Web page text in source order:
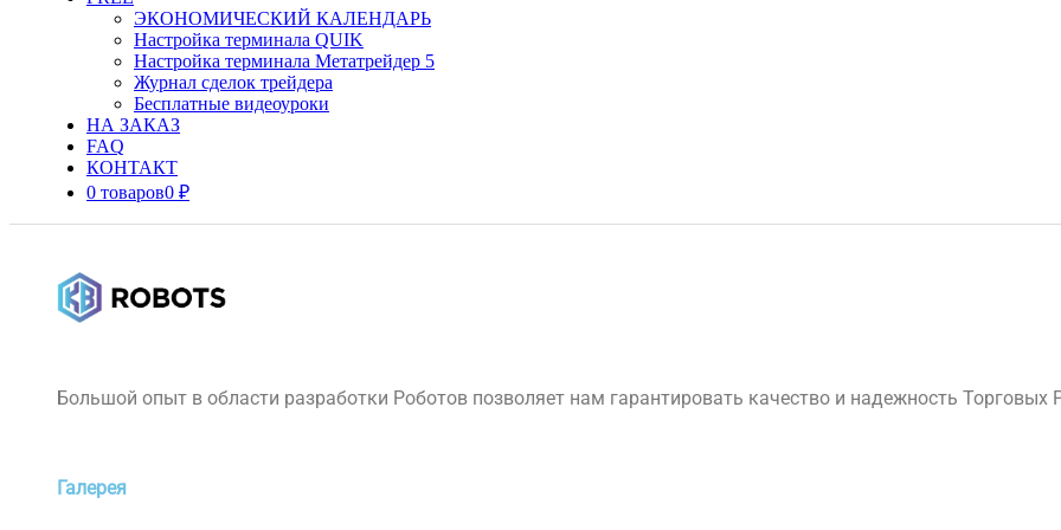
ЭКОНОМИЧЕСКИЙ КАЛЕНДАРЬ
Настройка терминала QUIK
Настройка терминала Метатрейдер 5
Журнал сделок трейдера
Бесплатные видеоуроки
НА ЗАКАЗ
FAQ
КОНТАКТ
0 товаров0 ₽
Большой опыт в области разработки Роботов позволяет нам гарантировать качество и надежность Торговых
Галерея